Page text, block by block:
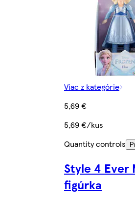
Viac z kategórie
5,69 €
5,69 €/kus
Quantity controls
Style 4 Ever
figúrka